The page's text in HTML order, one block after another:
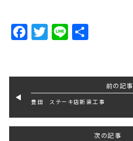
Facebook
Twitter
LineShare
前の記事
豊田 ステーキ店新装工事
次の記事